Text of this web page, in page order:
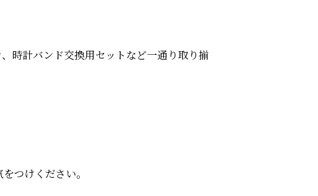
時計バンド交換用セットなど一通り取り揃
つけください。